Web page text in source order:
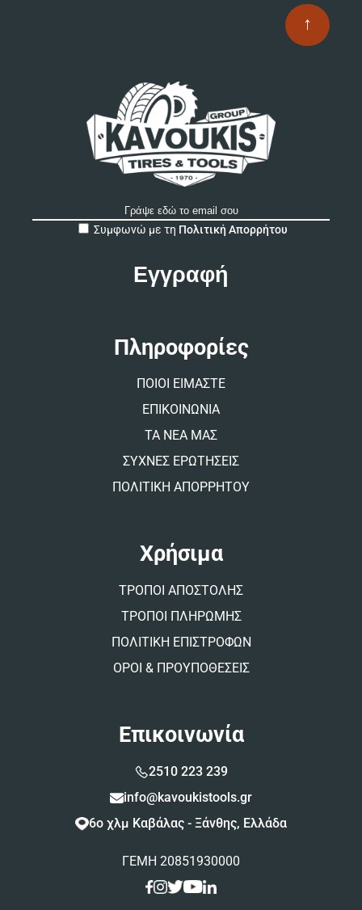
↑
Συμφωνώ με τη Πολιτική Απορρήτου
Πληροφορίες
ΠΟΙΟΙ ΕΙΜΑΣΤΕ
ΕΠΙΚΟΙΝΩΝΙΑ
ΤΑ ΝΕΑ ΜΑΣ
ΣΥΧΝΕΣ ΕΡΩΤΗΣΕΙΣ
ΠΟΛΙΤΙΚΗ ΑΠΟΡΡΗΤΟΥ
Χρήσιμα
ΤΡΟΠΟΙ ΑΠΟΣΤΟΛΗΣ
ΤΡΟΠΟΙ ΠΛΗΡΩΜΗΣ
ΠΟΛΙΤΙΚΗ ΕΠΙΣΤΡΟΦΩΝ
ΟΡΟΙ & ΠΡΟΥΠΟΘΕΣΕΙΣ
Επικοινωνία
2510 223 239
info@kavoukistools.gr
6ο χλμ Καβάλας - Ξάνθης, Ελλάδα
ΓΕΜΗ 20851930000